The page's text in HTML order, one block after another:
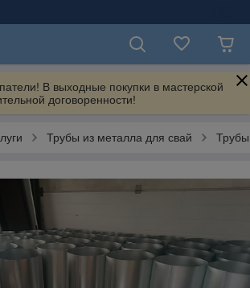
В выходные покупки в мастерской
договоренности!
Трубы из металла для свай